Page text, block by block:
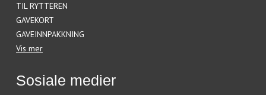
TIL RYTTEREN
GAVEKORT
GAVEINNPAKKNING
Vis mer
Sosiale medier